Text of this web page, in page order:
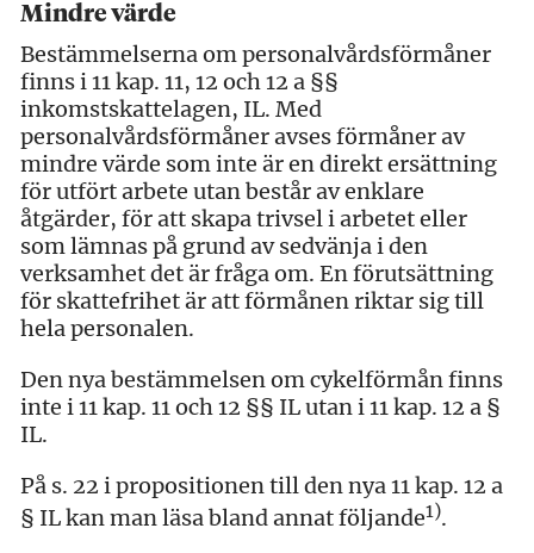
Mindre värde
Bestämmelserna om personalvårdsförmåner
finns i 11 kap. 11, 12 och 12 a §§
inkomstskattelagen, IL. Med
personalvårdsförmåner avses förmåner av
mindre värde som inte är en direkt ersättning
för utfört arbete utan består av enklare
åtgärder, för att skapa trivsel i arbetet eller
som lämnas på grund av sedvänja i den
verksamhet det är fråga om. En förutsättning
för skattefrihet är att förmånen riktar sig till
hela personalen.
Den nya bestämmelsen om cykelförmån finns
inte i 11 kap. 11 och 12 §§ IL utan i 11 kap. 12 a §
IL.
På s. 22 i propositionen till den nya 11 kap. 12 a
§ IL kan man läsa bland annat följande1).